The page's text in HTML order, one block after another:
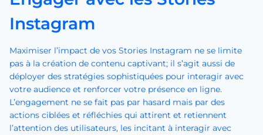
Instagram
Maximiser l’impact de vos Stories Instagram ne se limite
pas à la création de contenu captivant; il s’agit aussi de
déployer des stratégies sophistiquées pour interagir avec
votre audience et renforcer votre présence en ligne.
L’engagement ne se fait pas par hasard mais par des
actions ciblées et réfléchies qui attirent et retiennent
l’attention des utilisateurs, les incitant à interagir avec